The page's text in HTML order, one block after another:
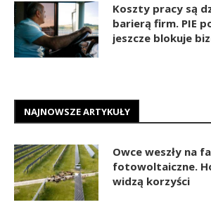
Koszty pracy są
barierą firm. PIE
jeszcze blokuje
NAJNOWSZE ARTYKUŁY
Owce weszły na
fotowoltaiczne.
widzą korzyści